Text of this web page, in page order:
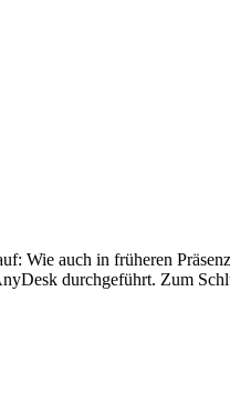
Wie auch in früheren
durchgeführt. Zum